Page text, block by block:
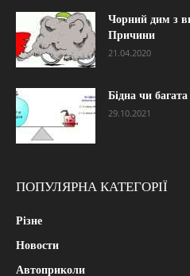
Чорний дим з
Причини
21.04.2020
Бідна чи
29.10.2021
ПОПУЛЯРНА КАТЕГОРІЇ
Різне
Новости
Автоприколи